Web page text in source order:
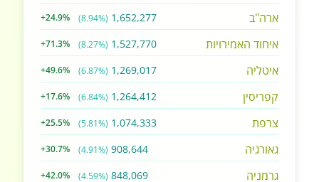
ארה"ב 1,652,277
(8.94%)
+24.9%
איחוד האמירויות 1,527,770
(8.27%)
+71.3%
איטליה 1,269,017
(6.87%)
+49.6%
קפריסין 1,264,412
(6.84%)
+17.6%
צרפת 1,074,333
(5.81%)
+25.5%
גאורגיה 908,644
(4.91%)
+30.7%
גרמניה 848,069
(4.59%)
+42.0%